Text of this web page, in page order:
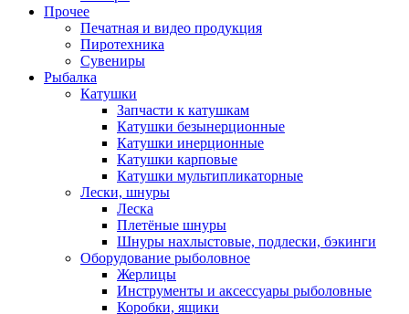
Прочее
Печатная и видео продукция
Пиротехника
Сувениры
Рыбалка
Катушки
Запчасти к катушкам
Катушки безынерционные
Катушки инерционные
Катушки карповые
Катушки мультипликаторные
Лески, шнуры
Леска
Плетёные шнуры
Шнуры нахлыстовые, подлески, бэкинги
Оборудование рыболовное
Жерлицы
Инструменты и аксессуары рыболовные
Коробки, ящики